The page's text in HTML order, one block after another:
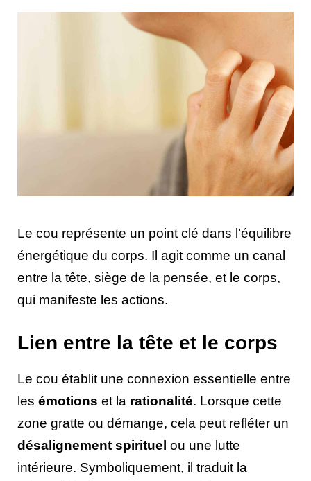
Le cou représente un point clé dans l’équilibre
énergétique du corps. Il agit comme un canal
entre la tête, siège de la pensée, et le corps,
qui manifeste les actions.
Lien entre la tête et le corps
Le cou établit une connexion essentielle entre
les émotions et la rationalité. Lorsque cette
zone gratte ou démange, cela peut refléter un
désalignement spirituel ou une lutte
intérieure. Symboliquement, il traduit la